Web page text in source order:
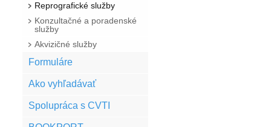
Reprografické služby
Konzultačné a poradenské
služby
Akvizičné služby
Formuláre
Ako vyhľadávať
Spolupráca s CVTI